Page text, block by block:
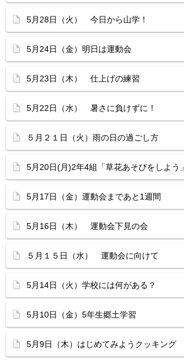
5月28日（火） 今日から山学！
5月24日（金）明日は運動会
5月23日（木） 仕上げの練習
5月22日（水） 暑さに負けずに！
５月２１日（火）雨の日の過ごし方
5月20日(月)2年4組「草花あそびをしよう」
5月17日（金）運動会まであと1週間
5月16日（木） 運動会下見の会
５月１５日（水） 運動会に向けて
5月14日（火）学校には何がある？
5月10日（金）5年生郷土学習
5月9日（木）はじめてみようクッキング